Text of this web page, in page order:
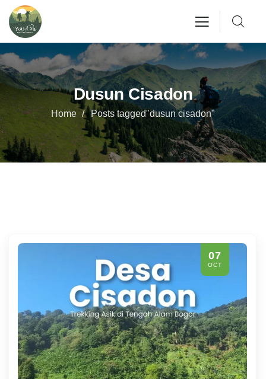
Dusun Cisadon
Home Posts tagged"dusun cisadon"
07
OCT